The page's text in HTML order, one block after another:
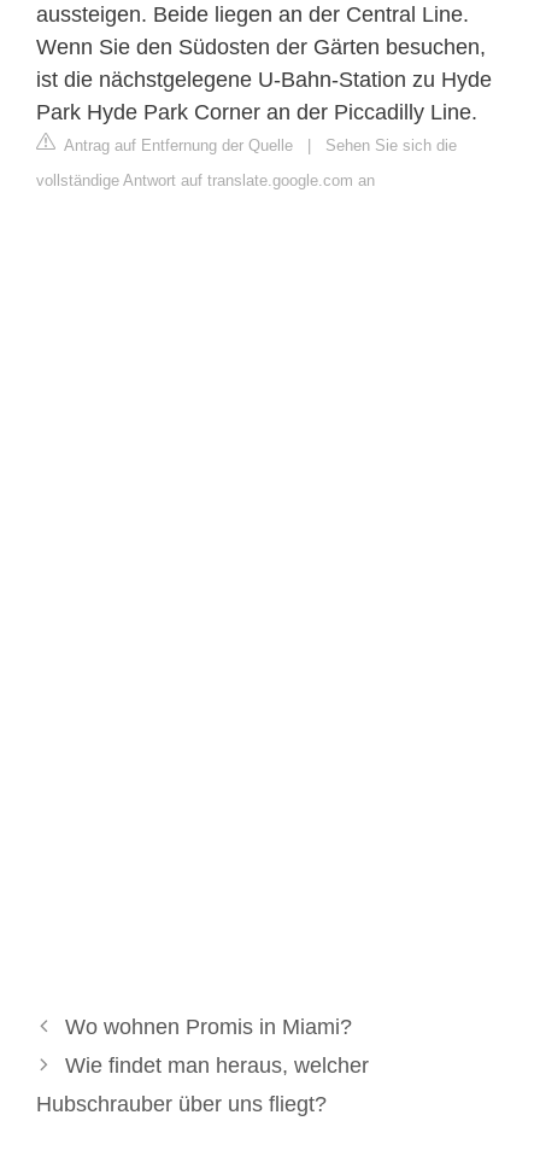
aussteigen. Beide liegen an der Central Line.
Wenn Sie den Südosten der Gärten besuchen,
ist die nächstgelegene U-Bahn-Station zu Hyde
Park Hyde Park Corner an der Piccadilly Line.
Antrag auf Entfernung der Quelle | Sehen Sie sich die
vollständige Antwort auf translate.google.com an
Wo wohnen Promis in Miami?
Wie findet man heraus, welcher
Hubschrauber über uns fliegt?